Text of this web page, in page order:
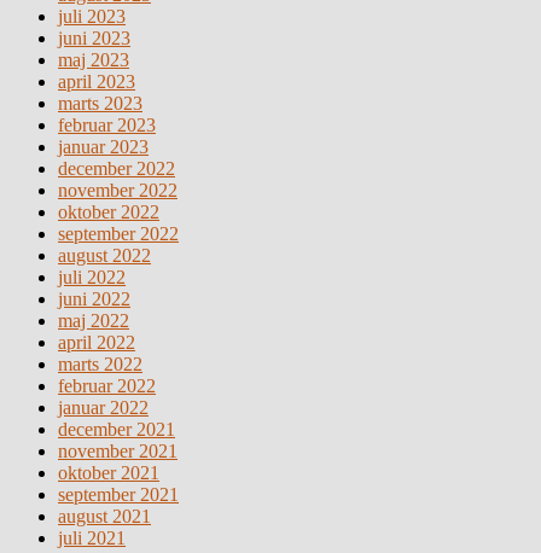
juli 2023
juni 2023
maj 2023
april 2023
marts 2023
februar 2023
januar 2023
december 2022
november 2022
oktober 2022
september 2022
august 2022
juli 2022
juni 2022
maj 2022
april 2022
marts 2022
februar 2022
januar 2022
december 2021
november 2021
oktober 2021
september 2021
august 2021
juli 2021